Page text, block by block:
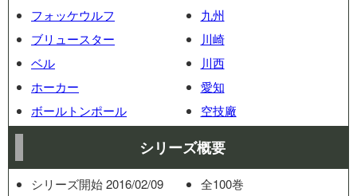
フォッケウルフ
ブリュースター
ベル
ホーカー
ボールトンポール
九州
川崎
川西
愛知
空技廠
シリーズ概要
シリーズ開始 2016/02/09
全100巻